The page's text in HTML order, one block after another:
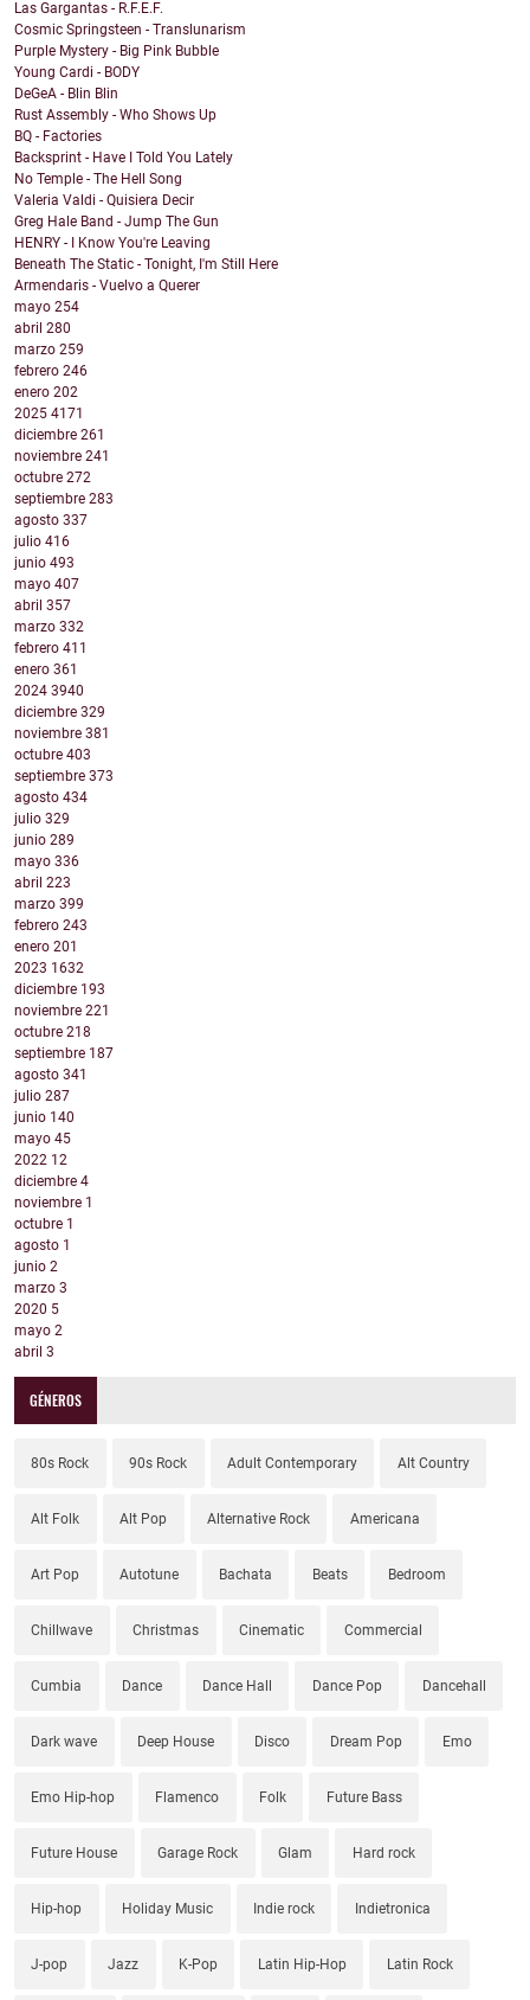
Las Gargantas - R.F.E.F.
Cosmic Springsteen - Translunarism
Purple Mystery - Big Pink Bubble
Young Cardi - BODY
DeGeA - Blin Blin
Rust Assembly - Who Shows Up
BQ - Factories
Backsprint - Have I Told You Lately
No Temple - The Hell Song
Valeria Valdi - Quisiera Decir
Greg Hale Band - Jump The Gun
HENRY - I Know You're Leaving
Beneath The Static - Tonight, I'm Still Here
Armendaris - Vuelvo a Querer
mayo 254
abril 280
marzo 259
febrero 246
enero 202
2025 4171
diciembre 261
noviembre 241
octubre 272
septiembre 283
agosto 337
julio 416
junio 493
mayo 407
abril 357
marzo 332
febrero 411
enero 361
2024 3940
diciembre 329
noviembre 381
octubre 403
septiembre 373
agosto 434
julio 329
junio 289
mayo 336
abril 223
marzo 399
febrero 243
enero 201
2023 1632
diciembre 193
noviembre 221
octubre 218
septiembre 187
agosto 341
julio 287
junio 140
mayo 45
2022 12
diciembre 4
noviembre 1
octubre 1
agosto 1
junio 2
marzo 3
2020 5
mayo 2
abril 3
GÉNEROS
80s Rock 90s Rock Adult Contemporary Alt Country
Alt Folk Alt Pop Alternative Rock Americana
Art Pop Autotune Bachata Beats Bedroom
Chillwave Christmas Cinematic Commercial
Cumbia Dance Dance Hall Dance Pop Dancehall
Dark wave Deep House Disco Dream Pop Emo
Emo Hip-hop Flamenco Folk Future Bass
Future House Garage Rock Glam Hard rock
Hip-hop Holiday Music Indie rock Indietronica
J-pop Jazz K-Pop Latin Hip-Hop Latin Rock